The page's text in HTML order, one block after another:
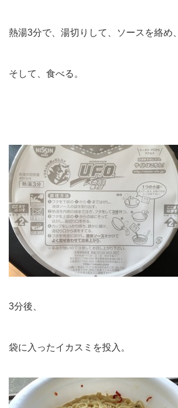
熱湯3分で、湯切りして、ソースを絡め、
そして、食べる。
3分後、
袋に入ったイカスミを投入。